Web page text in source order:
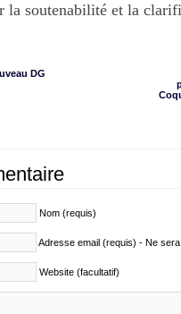
la soutenabilité et la
DG
Nom (requis)
Adresse email (requis) - Ne
Website (facultatif)